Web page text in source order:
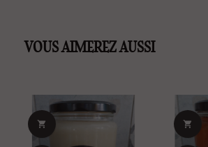
VOUS AIMEREZ AUSSI
 